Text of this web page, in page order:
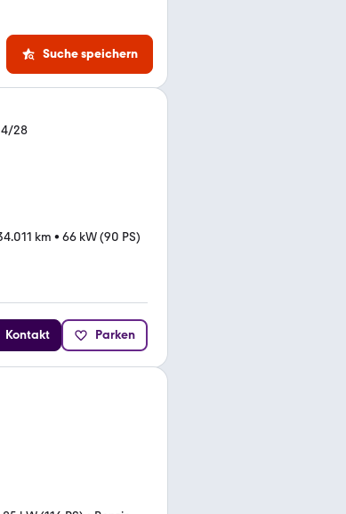
Suche speichern
4/28
km • 66 kW (90 PS)
Kontakt Parken